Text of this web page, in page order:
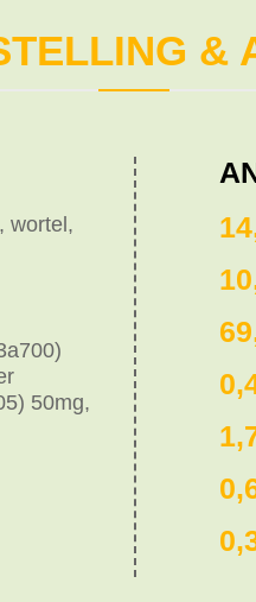
&
wortel,
50mg,